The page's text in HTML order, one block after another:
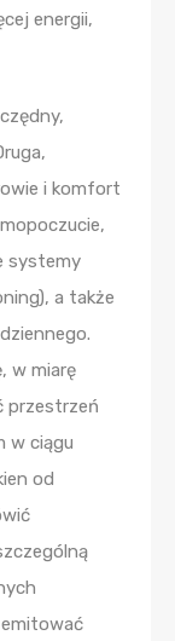
energii,
i komfort
systemy
a także
w miarę
przestrzeń
w ciągu
od